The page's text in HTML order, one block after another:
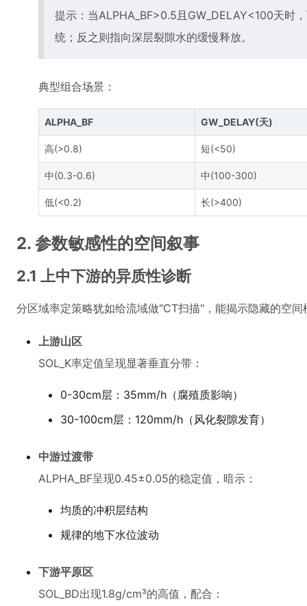
提示：当ALPHA_BF>0.5且GW_DELAY<100天时
统；反之则指向深层裂隙水的缓慢释放。
典型组合场景：
ALPHA_BF GW_DELAY(天)
高(>0.8) 短(<50)
中(0.3-0.6) 中(100-300)
低(<0.2) 长(>400)
2. 参数敏感性的空间叙事
2.1 上中下游的异质性诊断
分区域率定策略犹如给流域做"CT扫描"，能揭示隐藏的空
上游山区
SOL_K率定值呈现显著垂直分带：
0-30cm层：35mm/h（腐殖质影响）
30-100cm层：120mm/h（风化裂隙发育）
中游过渡带
ALPHA_BF呈现0.45±0.05的稳定值，暗示：
均质的冲积层结构
规律的地下水位波动
下游平原区
SOL_BD出现1.8g/cm³的高值，配合：